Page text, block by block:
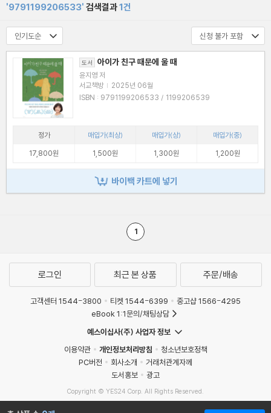
'9791199206533' 검색결과1건
도서 아이가 친구 때문에 울 때
윤지영 저
서교책방 | 2025년 06월
ISBN : 9791199206533 / 1199206539
정가 매입가(최상) 매입가(상)
매입가(중)
17,800원
1,500원 1,300원 1,200원
바이백 카트에 넣기
1
로그인 최근 본 상품 주문/배송
고객센터 1544-3800 티켓 1544-6399
중고샵 1566-4295
eBook 1:1문의/채팅상담
예스이십사(주) 사업자 정보
이용약관
개인정보처리방침
청소년보호정책
PC버전
회사소개
거래처관계자께
도서홍보
광고
Copyright © YES24 Corp. All Rights Reserved.
MATOM13